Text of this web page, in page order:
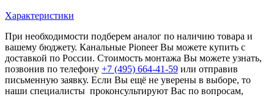
Характеристики
При необходимости подберем аналог по наличию товара и
вашему бюджету. Канальные Pioneer Вы можете купить с
доставкой по России. Стоимость монтажа Вы можете узнать,
позвонив по телефону +7 (495) 664-41-59 или отправив
письменную заявку. Если Вы ещё не уверены в выборе, то
наши специалисты проконсультируют Вас по вопросам,